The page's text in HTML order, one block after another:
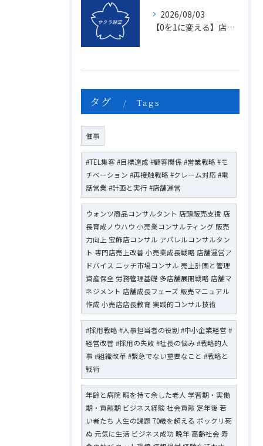
2026/08/03
【0を1に変える】店頭販売のマンネリを打破する「上司のたった一つの行動」とは？
タグ Tags
催事
#TEL集客 #目標達成 #顧客関係 #営業戦略 #モ
チベーション #再接触戦略 #クレーム対応 #電
話営業 #計画と実行 #店舗運営
ウォンツ商品コンサルタント 店頭販売支援 店
長育成ノウハウ 小売業コンサルティング 販売
力向上 宝飾店コンサル アパレルコンサルタン
ト 専門店売上改善 小売業成長戦略 店舗運営ア
ドバイス ニッチ市場コンサル 売上計画と管理
資産保全 労務管理基礎 多店舗展開戦略 店舗マ
ネジメント 店舗成長フェーズ 販売マニュアル
作成 小売店店長教育 実践的コンサル技術
#採用戦略 #人事担当者の役割 #中小企業経営 #
経営改善 #採用の失敗 #社長の悩み #戦略的人
事 #組織改革 #緊急でない重要なこと #戦略と
戦術
年齢と病院 暇を持て余した老人 学習期・実働
期・貢献期 ビジネス経験 社会貢献 定年後 若
い者たち 人生の課題 70歳を超える ポックリ死
ぬ 元気に生活 ビジネス成功 晩年 高齢社会 寿